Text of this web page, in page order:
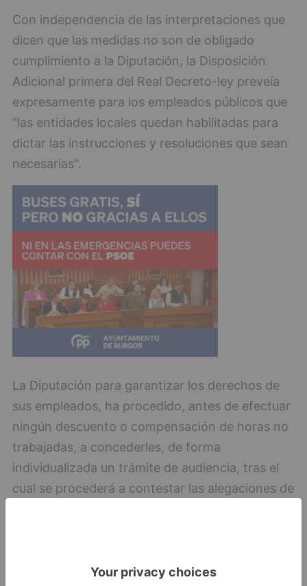
Con independencia de las interpretaciones que
dicen que las medidas no son de obligado
cumplimiento a la Diputación, la Disposición
Adicional primera del Real Decreto-ley preveía
expresamente para los empleados públicos que
"las entidades locales quedan habilitadas para
dictar las instrucciones y resoluciones que sean
necesarias".
La Diputación para garantizar los derechos de
sus empleados, ha procedido, antes de efectuar
ningún descuento o compensación de horas no
trabajadas, a concederles, de forma
individualizada un trámite de audiencia, tras el
cual se procederá a contestar las alegaciones de